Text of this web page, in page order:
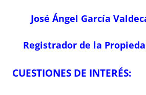
José Ángel García
Registrador de la
CUESTIONES DE INTERÉS: